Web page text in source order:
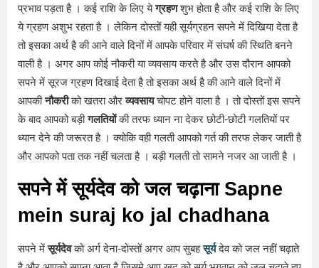
प्रभाव पड़ता है । कई राशि के लिए येग्रहणशुभ होता है और कई राशि के लिए
ये ग्रहण अशुभ रहता है । लेकिन दोस्तों यही सूर्यग्रहन सपने में दिखिया देता है
तो इसका अर्थ है की आने वाले दिनों में आपके परिवार में संघर्ष की स्थिति बनने
वाली है । अगर आप कोई नौकरी या व्यवसाय करते है और उस दौरान आपको
सपने में सूरज ग्रहण दिखाई देता है तो इसका अर्थ है की आने वाले दिनों में
आपकीनौकरीको खतरा औरव्यवसायचोपट होने वाला है । तो दोस्तों इस सपने
के बाद आपको बड़ीगलतियोंकी तरफ ध्यान ना देकर छोटी-छोटी गलतियों पर
ध्यान देने की जरूरत है । क्योकि वही गलती आपको गर्त की तरफ लेकर जाती है
और आपको पता तक नहीं चलता है । बड़ी गलती तो सामने नजर आ जाती है ।
सपने में सूर्यदेव को जल चढ़ाना Sapne
mein suraj ko jal chadhana
सपने मेंसूर्यदेवको अर्ग देना-दोस्तों अगर आप सुबहसूर्यदेव को जल नहीं चढ़ाते